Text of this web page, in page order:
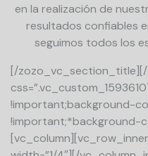
en la realización de
resultados confiables
seguimos todos los
[/
!important;background-
!important;*background-